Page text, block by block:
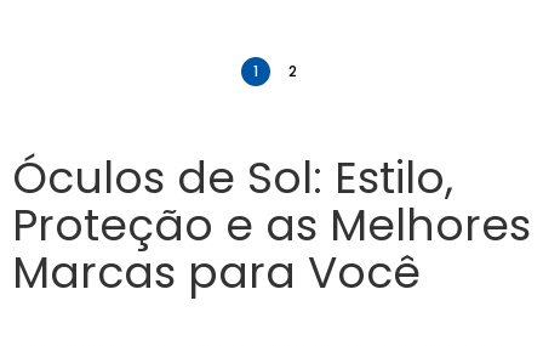
1 2
Óculos de Sol: Estilo,
Proteção e as Melhores
Marcas para Você